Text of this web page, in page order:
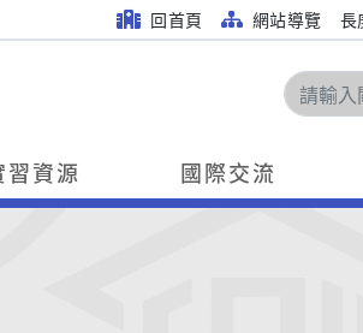
回首頁 網站導覽 長
習資源 國際交流